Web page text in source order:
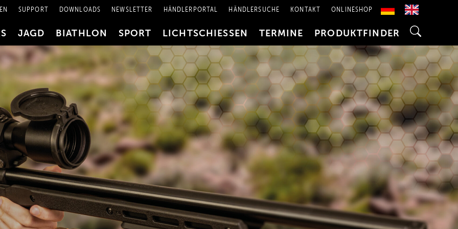
SUPPORT DOWNLOADS NEWSLETTER HÄNDLERPORTAL HÄNDLERSUCHE KONTAKT ONLINESHOP
JAGD BIATHLON SPORT LICHTSCHIESSEN TERMINE PRODUKTFINDER